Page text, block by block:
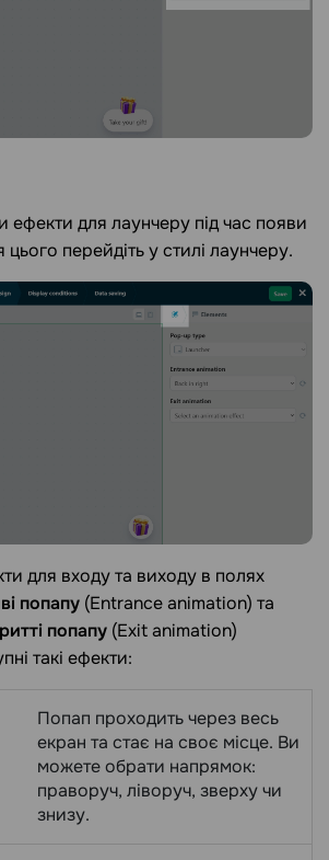
ефекти для лаунчеру під час появи
перейдіть у стилі лаунчеру.
для входу та виходу в полях
попапу (Entrance animation) та
попапу (Exit animation)
такі ефекти:
Попап проходить через весь
екран та стає на своє місце. Ви
можете обрати напрямок:
праворуч, ліворуч, зверху чи
знизу.